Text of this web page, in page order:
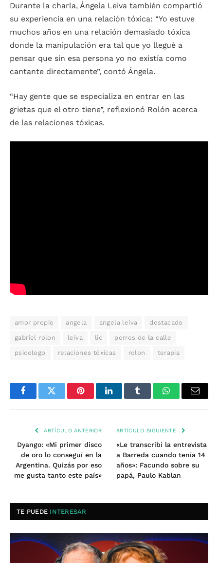
Durante la charla, Ángela Leiva también compartió
su experiencia en una relación tóxica: “Yo estuve
muchos años en una relación demasiado tóxica
donde la manipulación era tal que yo llegué a
pensar que sin esa persona yo no existía como
cantante directamente”, contó Ángela.
“Hay gente que se especializa en entrar en las
grietas que el otro tiene”, reflexionó Rolón acerca
de las relaciones tóxicas.
amor propio angela angela leiva destacado
gabriel rolon leiva lic perros de la calle
psicologo relaciones tóxicas rolon terapia
FacebookTwitter PinterestLinkedInTumblr WhatsAppEmail
ARTÍCULO ANTERIOR
Dyango: «Mi primer disco
de oro lo conseguí en la
Argentina. Quizás por eso
me gusta tanto este país»
ARTÍCULO SIGUIENTE
«Le transcribí la entrevista
a Barreda cuando tenía 14
años»: Facundo sobre su
papá, Paulo Kablan
TE PUEDE INTERESAR